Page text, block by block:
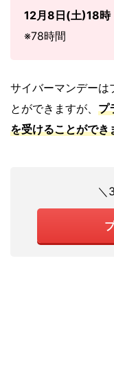
12月8日(土)18時
※78時間
サイバーマンデーは
とができますが、 プ
を受けることができ
＼